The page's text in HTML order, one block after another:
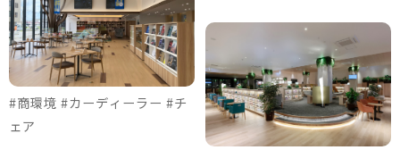
#商環境 #カーディーラー #チ
ェア